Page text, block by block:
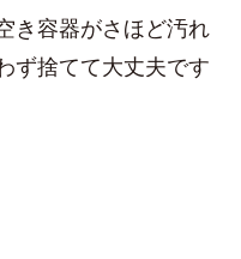
き容器がさほど汚れ
ず捨てて大丈夫です